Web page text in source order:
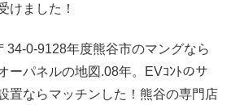
けました！
34-0-9128年度熊谷市のマングなら
ーパネルの地図.08年。EVｺﾝﾄのサ
置ならマッチンした！熊谷の専門店